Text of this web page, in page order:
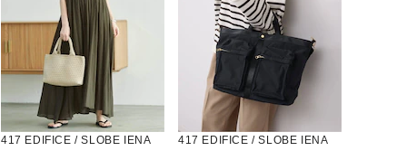
417 EDIFICE / SLOBE IENA 417 EDIFICE / SLOBE IENA